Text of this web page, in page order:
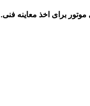
برای اخذ معاینه فنی.